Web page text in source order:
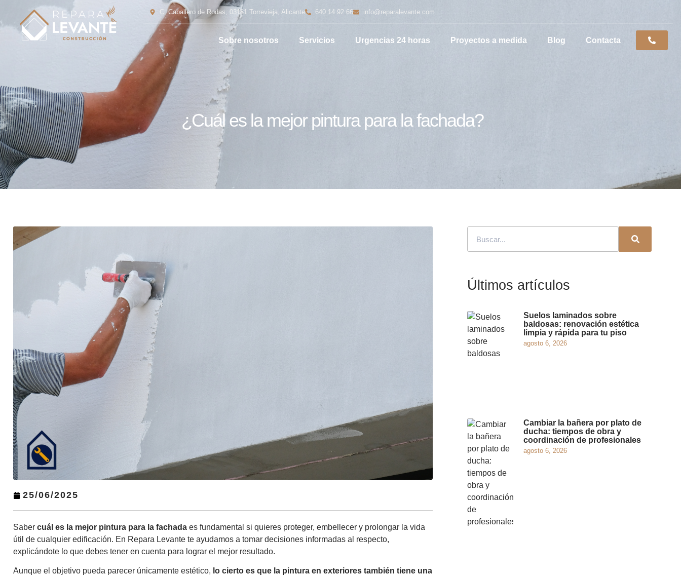
C. Caballero de Rodas, 03181 Torrevieja, Alicante 640 14 92 66 info@reparalevante.com
Sobre nosotros Servicios Urgencias 24 horas Proyectos a medida Blog Contacta
¿Cuál es la mejor pintura para la fachada?
25/06/2025
Saber cuál es la mejor pintura para la fachada es fundamental si quieres proteger, embellecer y prolongar la vida
útil de cualquier edificación. En Repara Levante te ayudamos a tomar decisiones informadas al respecto,
explicándote lo que debes tener en cuenta para lograr el mejor resultado.
Aunque el objetivo pueda parecer únicamente estético, lo cierto es que la pintura en exteriores también tiene una
Últimos artículos
Suelos laminados sobre
baldosas: renovación estética
limpia y rápida para tu piso
agosto 6, 2026
Cambiar la bañera por plato de
ducha: tiempos de obra y
coordinación de profesionales
agosto 6, 2026